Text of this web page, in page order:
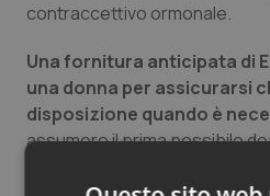
contraccettivo ormonale.
Una fornitura anticipata di
una donna per assicurarsi
disposizione quando è
assumere il prima possibile